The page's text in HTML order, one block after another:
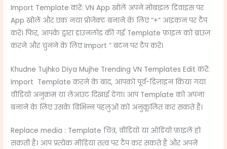
Import Template करें: VN App खोलें अपने मोबाइल डिवाइस पर
App खोलें और एक नया प्रोजेक्ट बनाने के लिए “+” आइकन पर टैप
करें। फिर, आपके द्वारा डाउनलोड की गई Template फ़ाइल को ब्राउज़
करने और चुनने के लिए Import ” बटन पर टैप करें।
Khudne Tujhko Diya Mujhe Trending VN Templates Edit करें:
Import Template करने के बाद, आपको पूर्व-डिज़ाइन किया गया
वीडियो अनुक्रम या लेआउट दिखाई देगा। आप Template को अपना
बनाने के लिए उसके विभिन्न पहलुओं को अनुकूलित कर सकते हैं।
Replace media : Template चित्र, वीडियो या ऑडियो फ़ाइलें हो
सकती हैं। आप प्रत्येक मीडिया तत्व पर टैप कर सकते हैं और अपने